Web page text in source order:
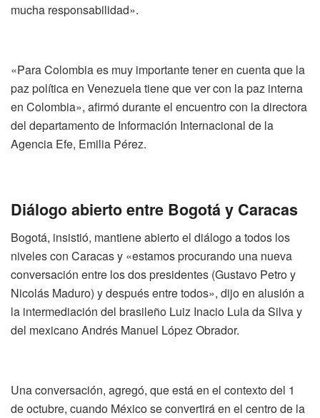
mucha responsabilidad».
«Para Colombia es muy importante tener en cuenta que la
paz política en Venezuela tiene que ver con la paz interna
en Colombia», afirmó durante el encuentro con la directora
del departamento de Información Internacional de la
Agencia Efe, Emilia Pérez.
Diálogo abierto entre Bogotá y Caracas
Bogotá, insistió, mantiene abierto el diálogo a todos los
niveles con Caracas y «estamos procurando una nueva
conversación entre los dos presidentes (Gustavo Petro y
Nicolás Maduro) y después entre todos», dijo en alusión a
la intermediación del brasileño Luiz Inacio Lula da Silva y
del mexicano Andrés Manuel López Obrador.
Una conversación, agregó, que está en el contexto del 1
de octubre, cuando México se convertirá en el centro de la